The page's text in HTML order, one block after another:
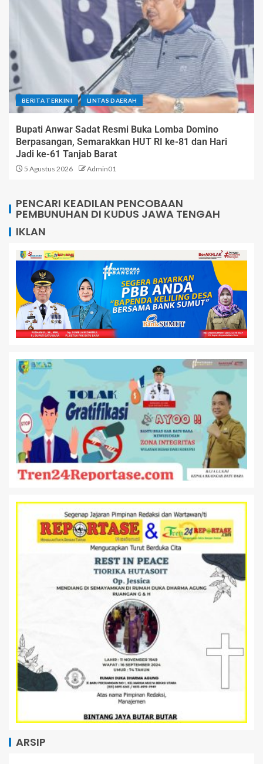
BERITA TERKINI LINTAS DAERAH
Bupati Anwar Sadat Resmi Buka Lomba Domino
Berpasangan, Semarakkan HUT RI ke-81 dan Hari
Jadi ke-61 Tanjab Barat
5 Agustus 2026 Admin01
PENCARI KEADILAN PENCOBAAN
PEMBUNUHAN DI KUDUS JAWA TENGAH
IKLAN
ARSIP